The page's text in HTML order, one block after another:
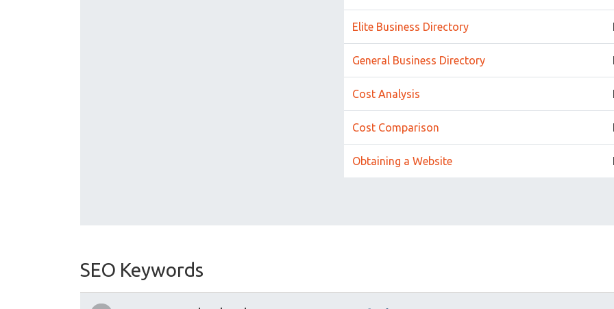
Elite Business Directory
General Business Directory
Cost Analysis
Cost Comparison
Obtaining a Website
SEO Keywords